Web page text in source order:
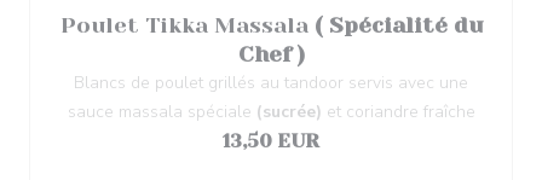
Poulet Tikka Massala ( Spécialité du
Chef )
Blancs de poulet grillés au tandoor servis avec une
sauce massala spéciale (sucrée) et coriandre fraîche
13,50 EUR